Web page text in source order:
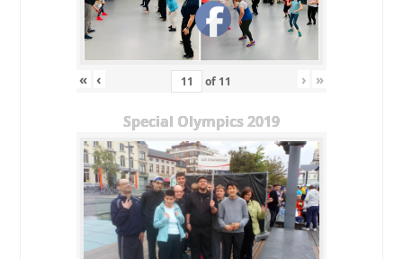
« ‹ of 11 › »
Special Olympics 2019